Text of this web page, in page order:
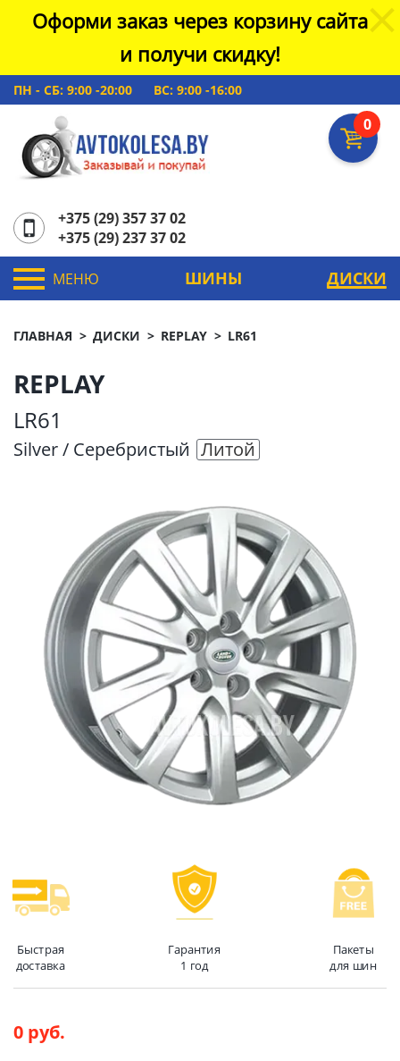
Оформи заказ через корзину сайта
и получи скидку!
ПН - СБ: 9:00 -20:00 ВС: 9:00 -16:00
0
+375 (29) 357 37 02
+375 (29) 237 37 02
МЕНЮ ШИНЫ ДИСКИ
ГЛАВНАЯ ДИСКИ REPLAY LR61
REPLAY
LR61
Silver / Серебристый Литой
Быстрая
доставка
Гарантия
1 год
Пакеты
для шин
0 руб.